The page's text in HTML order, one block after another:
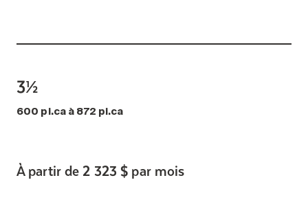
3½
600 pi.ca à 872 pi.ca
À partir de 2 323 $ par mois